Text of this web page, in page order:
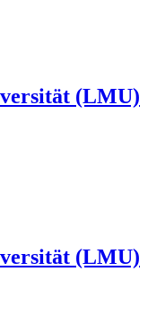
(LMU)
(LMU)